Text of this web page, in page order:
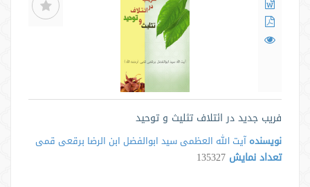
فریب جدید در ائتلاف تثلیث و توحید
نویسنده آیت الله العظمی سید ابوالفضل ابن الرضا برقعی قمی
تعداد نمایش 135327